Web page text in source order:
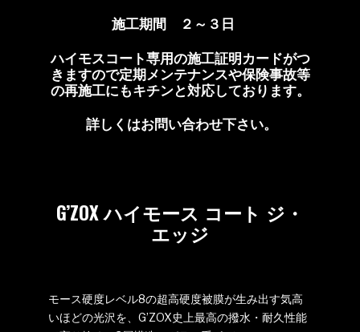
施工期間 ２～３日
ハイモスコート専用の施工証明カードがつ
きますので定期メンテナンスや保険事故等
の再施工にもキチンと対応しております。
詳しくはお問い合わせ下さい。
G’ZOX ハイモース コート ジ・
エッジ
モース硬度レベル8の超高硬度被膜が生み出す気高
いほどの光沢を、G’ZOX史上最高の撥水・耐久性能